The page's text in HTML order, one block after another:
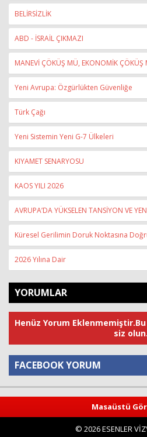
BELİRSİZLİK
ABD - İSRAİL ÇIKMAZI
MANEVİ ÇÖKÜŞ MÜ, EKONOMİK ÇÖKÜŞ
Yeni Avrupa: Özgürlükten Güvenliğe
Türk Çağı
Yeni Sistemin Yeni G-7 Ülkeleri
KIYAMET SENARYOSU
KAOS YILI 2026
AVRUPA’DA YÜKSELEN TANSİYON VE
Küresel Gerilimin Doruk Noktasına
2026 Yılına Dair
YORUMLAR
Henüz Yorum
siz olun.
FACEBOOK YORUM
Masaüstü
© 2026 ESENLER